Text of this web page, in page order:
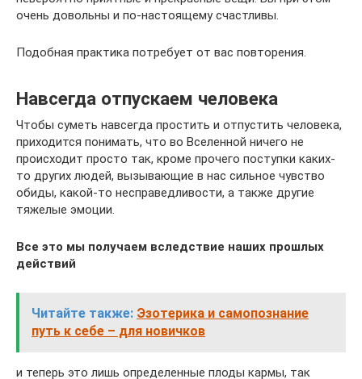
очень довольны и по-настоящему счастливы.
Подобная практика потребует от вас повторения.
Навсегда отпускаем человека
Чтобы суметь навсегда простить и отпустить человека,
приходится понимать, что во Вселенной ничего не
происходит просто так, кроме прочего поступки каких-
то других людей, вызывающие в нас сильное чувство
обиды, какой-то несправедливости, а также другие
тяжелые эмоции.
Все это мы получаем вследствие наших прошлых
действий
Читайте также: Эзотерика и самопознание
путь к себе – для новичков
и теперь это лишь определенные плоды кармы, так